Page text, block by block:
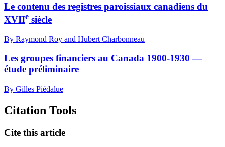
Le contenu des registres paroissiaux canadiens du
XVIIe siècle
By Raymond Roy and Hubert Charbonneau
Les groupes financiers au Canada 1900-1930 —
étude préliminaire
By Gilles Piédalue
Citation Tools
Cite this article